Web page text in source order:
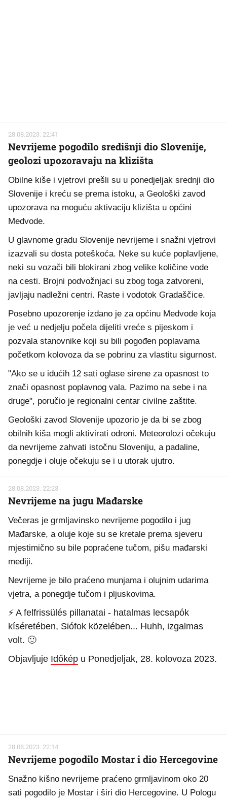
28.08.2023. 22:41
Nevrijeme pogodilo središnji dio Slovenije,
geolozi upozoravaju na klizišta
Obilne kiše i vjetrovi prešli su u ponedjeljak srednji dio
Slovenije i kreću se prema istoku, a Geološki zavod
upozorava na moguću aktivaciju klizišta u općini
Medvode.
U glavnome gradu Slovenije nevrijeme i snažni vjetrovi
izazvali su dosta poteškoća. Neke su kuće poplavljene,
neki su vozači bili blokirani zbog velike količine vode
na cesti. Brojni podvožnjaci su zbog toga zatvoreni,
javljaju nadležni centri. Raste i vodotok Gradaščice.
Posebno upozorenje izdano je za općinu Medvode koja
je već u nedjelju počela dijeliti vreće s pijeskom i
pozvala stanovnike koji su bili pogođen poplavama
početkom kolovoza da se pobrinu za vlastitu sigurnost.
"Ako se u idućih 12 sati oglase sirene za opasnost to
znači opasnost poplavnog vala. Pazimo na sebe i na
druge", poručio je regionalni centar civilne zaštite.
Geološki zavod Slovenije upozorio je da bi se zbog
obilnih kiša mogli aktivirati odroni. Meteorolozi očekuju
da nevrijeme zahvati istočnu Sloveniju, a padaline,
ponegdje i oluje očekuju se i u utorak ujutro.
28.08.2023. 22:23
Nevrijeme na jugu Mađarske
Večeras je grmljavinsko nevrijeme pogodilo i jug
Mađarske, a oluje koje su se kretale prema sjeveru
mjestimično su bile popraćene tučom, pišu mađarski
mediji.
Nevrijeme je bilo praćeno munjama i olujnim udarima
vjetra, a ponegdje tučom i pljuskovima.
⚡ A felfrissülés pillanatai - hatalmas lecsapók
kíséretében, Siófok közelében... Huhh, izgalmas
volt. 🙂
Objavljuje Időkép u Ponedjeljak, 28. kolovoza 2023.
28.08.2023. 22:14
Nevrijeme pogodilo Mostar i dio Hercegovine
Snažno kišno nevrijeme praćeno grmljavinom oko 20
sati pogodilo je Mostar i širi dio Hercegovine. U Pologu